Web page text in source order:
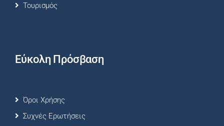
Τουρισμός
Εύκολη Πρόσβαση
Όροι Χρήσης
Συχνές Ερωτήσεις